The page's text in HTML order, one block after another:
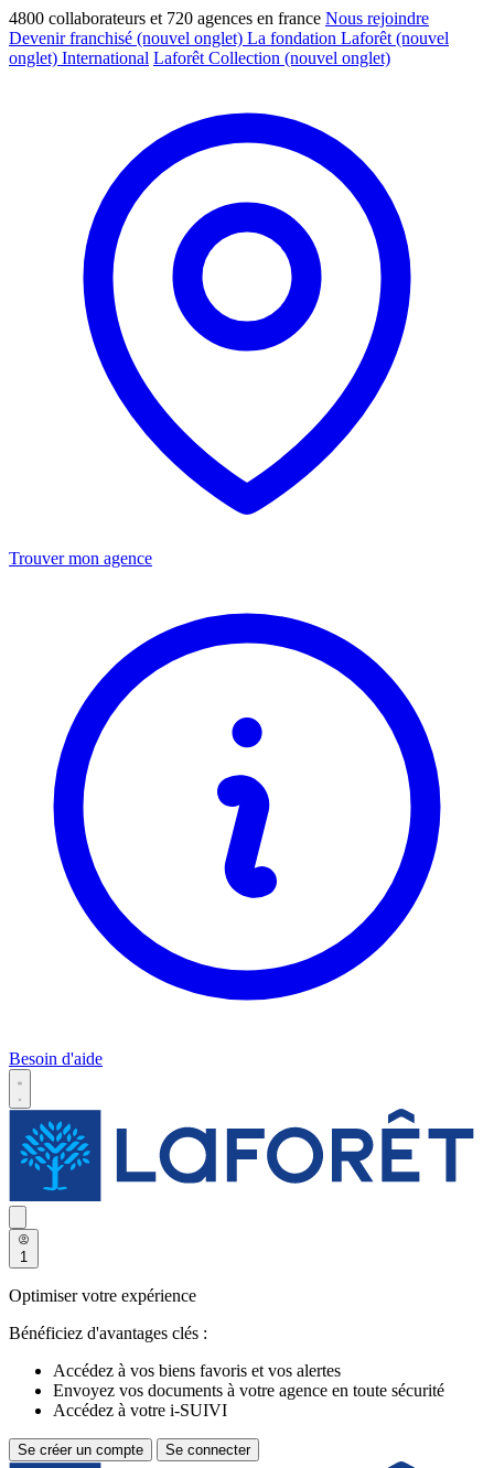
4800 collaborateurs et 720 agences en france Nous rejoindre
Devenir franchisé (nouvel onglet) La fondation Laforêt (nouvel
onglet) International Laforêt Collection (nouvel onglet)
Trouver mon agence
Besoin d'aide
1
Optimiser votre expérience
Bénéficiez d'avantages clés :
Accédez à vos biens favoris et vos alertes
Envoyez vos documents à votre agence en toute sécurité
Accédez à votre i-SUIVI
Se créer un compte Se connecter